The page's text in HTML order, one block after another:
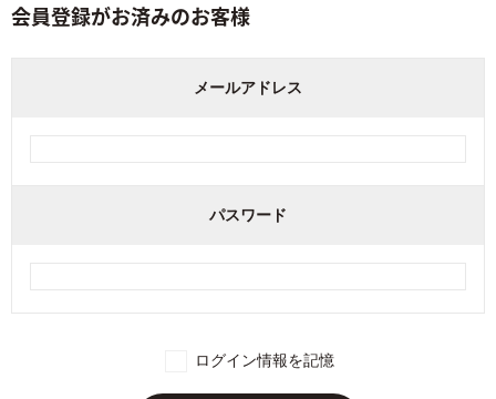
会員登録がお済みのお客様
メールアドレス
パスワード
ログイン情報を記憶